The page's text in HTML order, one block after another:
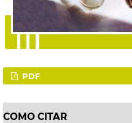
PDF
COMO CITAR